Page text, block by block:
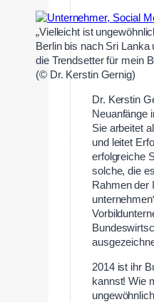
„Vielleicht ist
Berlin bis nach Sri Lanka
die Trendsetter für mein
(© Dr. Kerstin Gernig)
Dr. Kerstin
Neuanfänge
Sie arbeitet
und leitet
erfolgreiche
solche, die
Rahmen der
2014 ist ihr
kannst! Wie